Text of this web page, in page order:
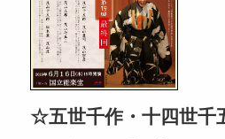
☆五世千作・十四世千